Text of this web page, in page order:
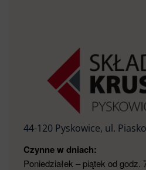
44-120 Pyskowice, ul.
Czynne w dniach:
Poniedziałek – piątek od godz.